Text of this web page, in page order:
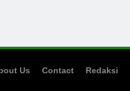
Us Contact Redaksi